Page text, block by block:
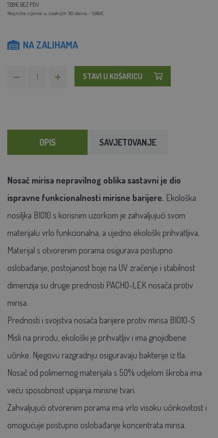
7,89€ BEZ PDV
Najniža cijena u zadnjih 30 dana - 9,86€
NA ZALIHAMA
STAVI U KOŠARICU
OPIS SAVJETOVANJE
Nosač mirisa nepravilnog oblika sastavni je dio
ispravne funkcionalnosti mirisne barijere. Ekološka
nosiljka BIO10 s korisnim uzorkom je zahvaljujući svom
materijalu vrlo funkcionalna, a ujedno ekološki prihvatljiva.
Materijal s otvorenim porama osigurava postupno
oslobađanje, postojanost boje na UV zračenje i stabilnost
dimenzija su druge prednosti PACHO-LEK nosača protiv
mirisa.
Prednosti i svojstva nosača barijere protiv mirisa BIO10-S
Misli na prirodu, ekološki je prihvatljiv i ima gnojidbene
učinke. Njegovu razgradnju osiguravaju bakterije iz tla.
Nosač od polimernog materijala s 50% udjelom škroba ima
veću sposobnost upijanja mirisne tvari.
Zahvaljujući otvorenim porama ima vrlo visoku učinkovitost i
omogućuje postupno oslobađanje koncentrata mirisa.